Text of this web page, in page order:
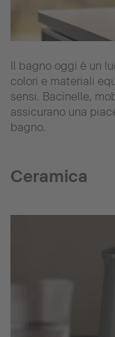
Il bagno oggi è un
colori e materiali
sensi. Bacinelle,
assicurano una
bagno.
Ceramica